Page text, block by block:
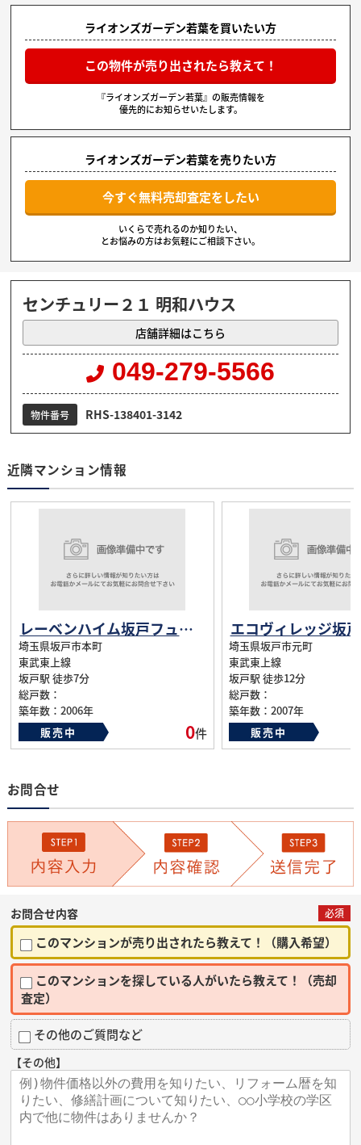
ライオンズガーデン若葉を買いたい方
この物件が売り出されたら教えて！
『ライオンズガーデン若葉』の販売情報を
優先的にお知らせいたします。
ライオンズガーデン若葉を売りたい方
今すぐ無料売却査定をしたい
いくらで売れるのか知りたい、
とお悩みの方はお気軽にご相談下さい。
センチュリー２１ 明和ハウス
店舗詳細はこちら
049-279-5566
物件番号 RHS-138401-3142
近隣マンション情報
レーベンハイム坂戸フューレ
埼玉県坂戸市本町
東武東上線
坂戸駅 徒歩7分
総戸数：
築年数：2006年
販売中
0件
エコヴィレッジ坂戸
埼玉県坂戸市元町
東武東上線
坂戸駅 徒歩12分
総戸数：
築年数：2007年
販売中
お問合せ
お問合せ内容 必須
このマンションが売り出されたら教えて！（購入希望）
このマンションを探している人がいたら教えて！（売却
査定）
その他のご質問など
【その他】